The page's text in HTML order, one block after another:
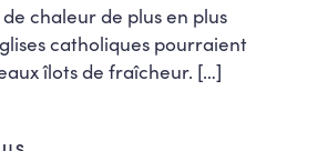
chaleur de plus en plus
catholiques pourraient
îlots de fraîcheur. […]